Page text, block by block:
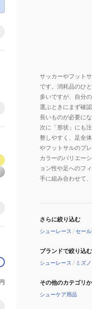
サッカーやフット
です。消耗品のひ
多いですが、自分
選ぶときにまず確
長いものが必要に
次に「形状」にも
整しやすく、足全
やフットサルのプ
カラーのバリエー
ョン性や足へのフ
手に組み合わせて
さらに絞り込む
シューレース /セー
ブランドで絞り込む
シューレース / ミズノ
その他のカテゴリ
シューケア用品
円